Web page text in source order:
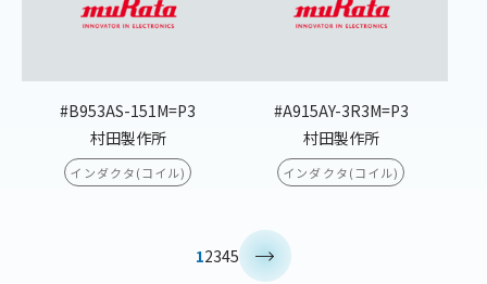
#B953AS-151M=P3
村田製作所
インダクタ(コイル)
#A915AY-3R3M=P3
村田製作所
インダクタ(コイル)
12345